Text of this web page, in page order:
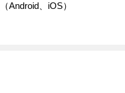
Android、iOS）